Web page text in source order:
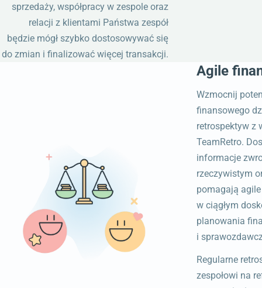
sprzedaży, współpracy w zespole oraz
relacji z klientami Państwa zespół
będzie mógł szybko dostosowywać się
do zmian i finalizować więcej transakcji.
Agile
Wzmocnij
finansowego
retrospektyw z
TeamRetro.
informacje
rzeczywistym
pomagają
w ciągłym
planowania
i
Regularne
zespołowi na